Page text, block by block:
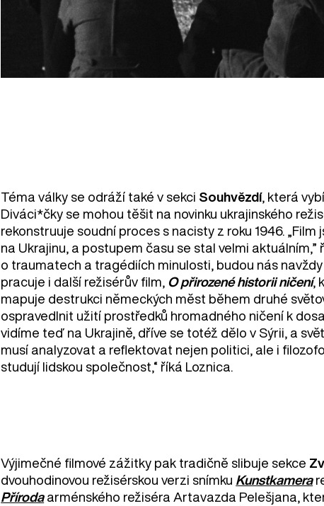
Téma války se odráží také v sekci Souhvězdí, která
Diváci*čky se mohou těšit na novinku ukrajinského
rekonstruuje soudní proces s nacisty z roku 1946.
na Ukrajinu, a postupem času se stal velmi aktuálním,”
o traumatech a tragédiích minulosti, budou nás
pracuje i další režisérův film,
O přirozené historii ničení,
mapuje destrukci německých měst během druhé
ospravedlnit užití prostředků hromadného ničení k
vidíme teď na Ukrajině, dříve se totéž dělo v Sýrii, a
musí analyzovat a reflektovat nejen politici, ale i
studují lidskou společnost,“ říká Loznica.
Výjimečné filmové zážitky pak tradičně slibuje sekce
dvouhodinovou režisérskou verzi snímku Kunstkamera
Přírodaarménského režiséra Artavazda Pelešjana,